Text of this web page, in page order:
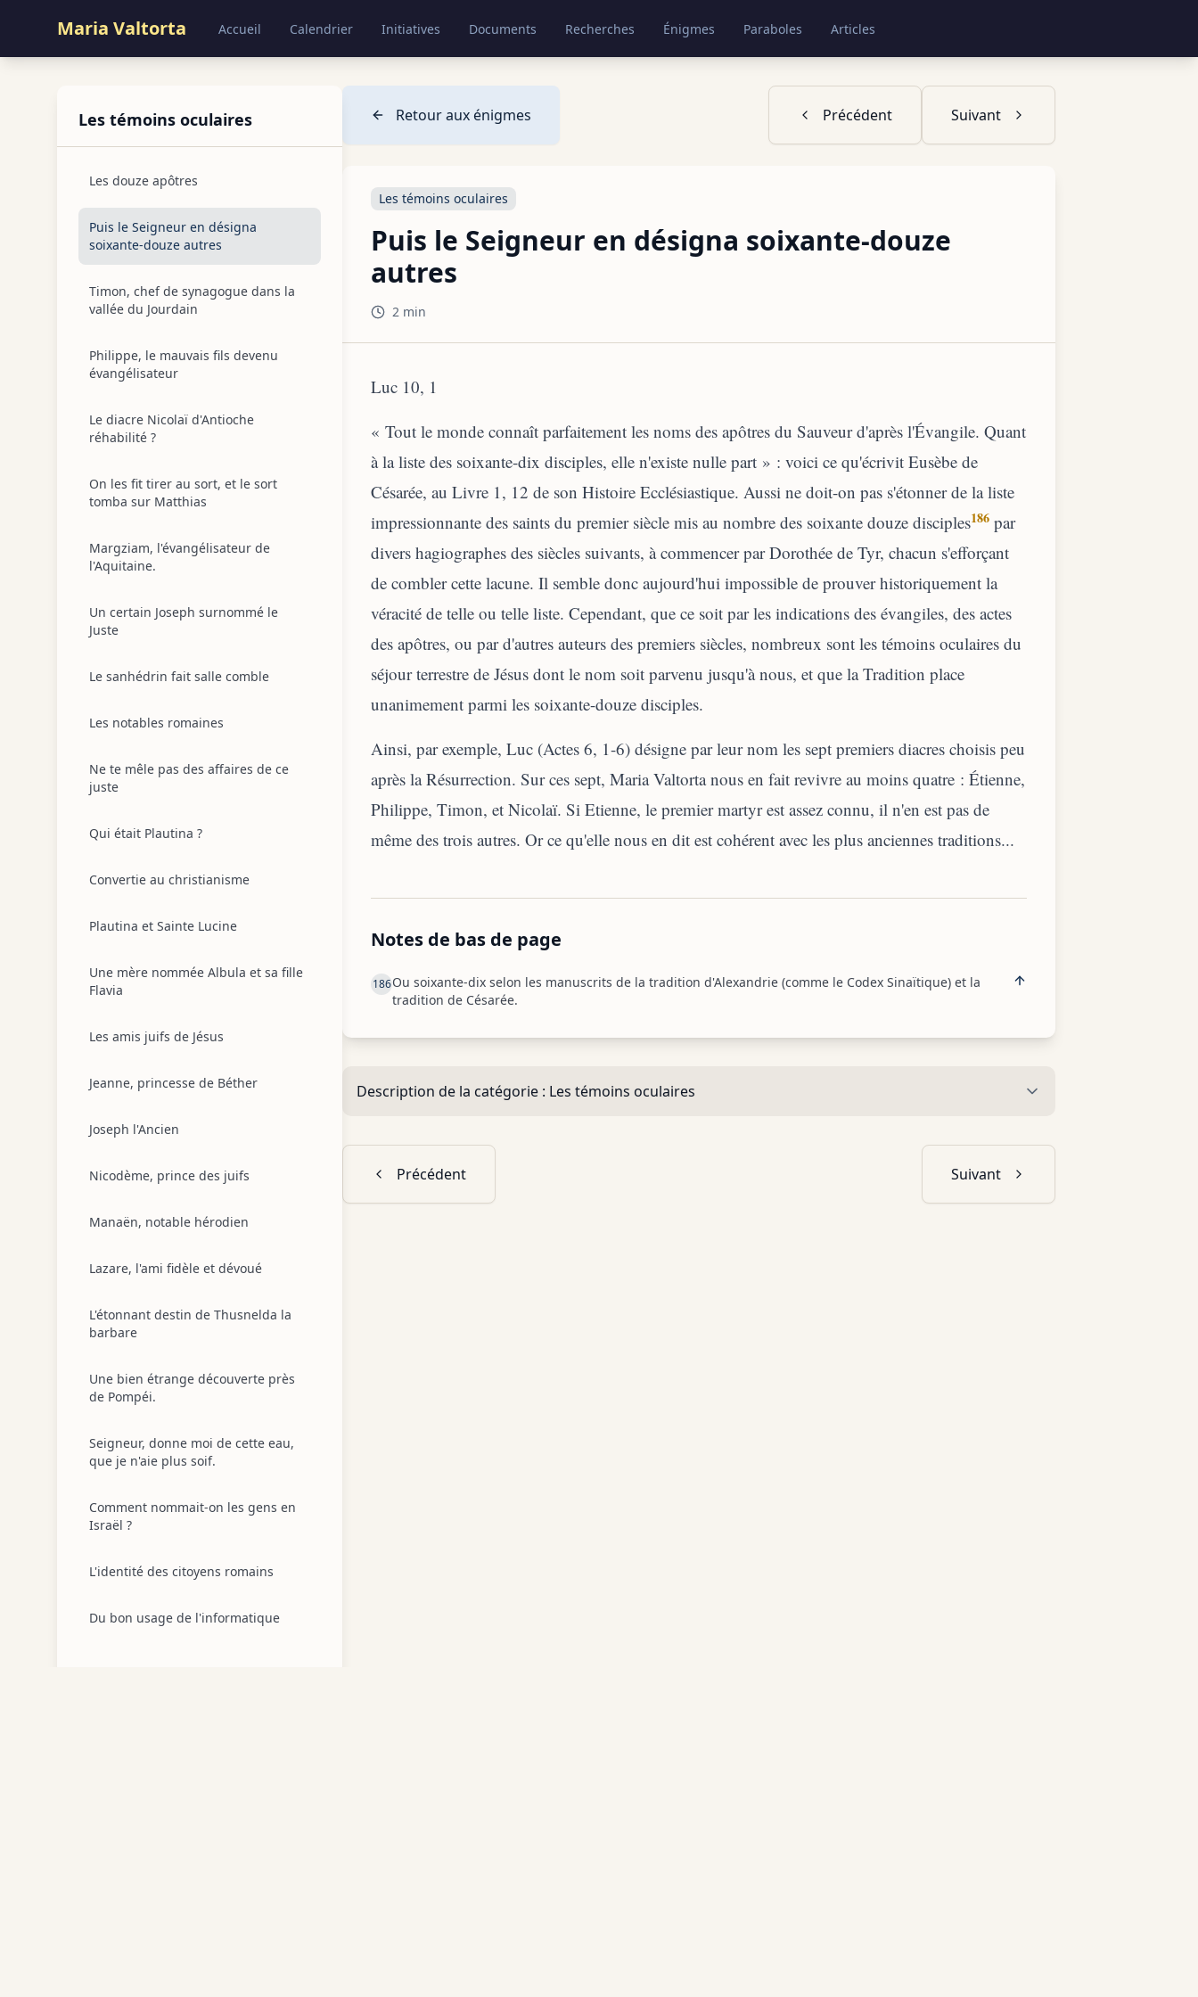
Maria Valtorta Accueil Calendrier Initiatives Documents Recherches Énigmes Paraboles Articles
Les témoins oculaires
Les douze apôtres
Puis le Seigneur en désigna
soixante-douze autres
Timon, chef de synagogue dans la
vallée du Jourdain
Philippe, le mauvais fils devenu
évangélisateur
Le diacre Nicolaï d'Antioche
réhabilité ?
On les fit tirer au sort, et le sort
tomba sur Matthias
Margziam, l'évangélisateur de
l'Aquitaine.
Un certain Joseph surnommé le
Juste
Le sanhédrin fait salle comble
Les notables romaines
Ne te mêle pas des affaires de ce
juste
Qui était Plautina ?
Convertie au christianisme
Plautina et Sainte Lucine
Une mère nommée Albula et sa fille
Flavia
Les amis juifs de Jésus
Jeanne, princesse de Béther
Joseph l'Ancien
Nicodème, prince des juifs
Manaën, notable hérodien
Lazare, l'ami fidèle et dévoué
L'étonnant destin de Thusnelda la
barbare
Une bien étrange découverte près
de Pompéi.
Seigneur, donne moi de cette eau,
que je n'aie plus soif.
Comment nommait-on les gens en
Israël ?
L'identité des citoyens romains
Du bon usage de l'informatique
Retour aux énigmes Précédent Suivant
Les témoins oculaires
Puis le Seigneur en désigna soixante-douze
autres
2 min
Luc 10, 1
« Tout le monde connaît parfaitement les noms des apôtres du Sauveur d'après l'Évangile. Quant
à la liste des soixante-dix disciples, elle n'existe nulle part » : voici ce qu'écrivit Eusèbe de
Césarée, au Livre 1, 12 de son Histoire Ecclésiastique. Aussi ne doit-on pas s'étonner de la liste
impressionnante des saints du premier siècle mis au nombre des soixante douze disciples186 par
divers hagiographes des siècles suivants, à commencer par Dorothée de Tyr, chacun s'efforçant
de combler cette lacune. Il semble donc aujourd'hui impossible de prouver historiquement la
véracité de telle ou telle liste. Cependant, que ce soit par les indications des évangiles, des actes
des apôtres, ou par d'autres auteurs des premiers siècles, nombreux sont les témoins oculaires du
séjour terrestre de Jésus dont le nom soit parvenu jusqu'à nous, et que la Tradition place
unanimement parmi les soixante-douze disciples.
Ainsi, par exemple, Luc (Actes 6, 1-6) désigne par leur nom les sept premiers diacres choisis peu
après la Résurrection. Sur ces sept, Maria Valtorta nous en fait revivre au moins quatre : Étienne,
Philippe, Timon, et Nicolaï. Si Etienne, le premier martyr est assez connu, il n'en est pas de
même des trois autres. Or ce qu'elle nous en dit est cohérent avec les plus anciennes traditions...
Notes de bas de page
186Ou soixante-dix selon les manuscrits de la tradition d'Alexandrie (comme le Codex Sinaïtique) et la
tradition de Césarée.
Description de la catégorie : Les témoins oculaires
Précédent Suivant